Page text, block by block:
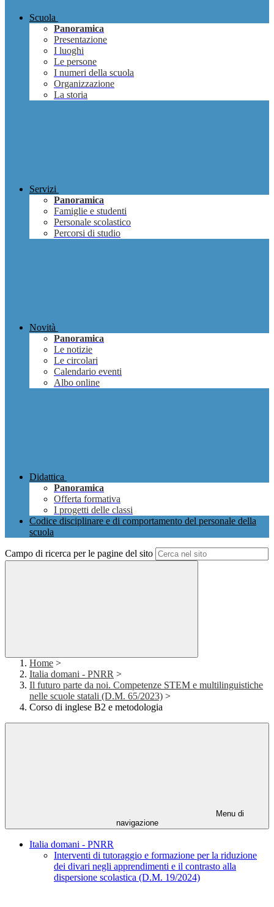
Scuola
Panoramica
Presentazione
I luoghi
Le persone
I numeri della scuola
Organizzazione
La storia
Servizi
Panoramica
Famiglie e studenti
Personale scolastico
Percorsi di studio
Novità
Panoramica
Le notizie
Le circolari
Calendario eventi
Albo online
Didattica
Panoramica
Offerta formativa
I progetti delle classi
Codice disciplinare e di comportamento del personale della
scuola
Campo di ricerca per le pagine del sito
Home >
Italia domani - PNRR >
Il futuro parte da noi. Competenze STEM e multilinguistiche
nelle scuole statali (D.M. 65/2023) >
Corso di inglese B2 e metodologia
Menu di
navigazione
Italia domani - PNRR
Interventi di tutoraggio e formazione per la riduzione
dei divari negli apprendimenti e il contrasto alla
dispersione scolastica (D.M. 19/2024)